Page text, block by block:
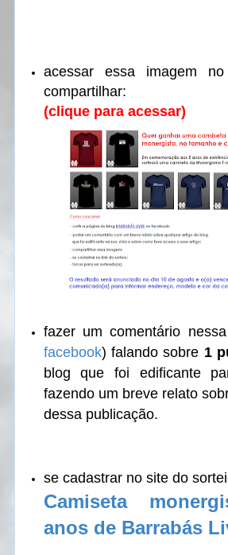
acessar essa imagem
compartilhar:
(clique para acessar)
fazer um comentário
facebook) falando sobre 1
blog que foi edificante
fazendo um breve relato
dessa publicação.
se cadastrar no site do
Camiseta
anos de Barrabás